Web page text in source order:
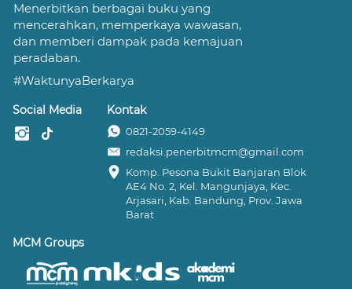
Menerbitkan berbagai buku yang
mencerahkan, memperkaya wawasan,
dan memberi dampak pada kemajuan
peradaban.
#WaktunyaBerkarya
Social Media Kontak
0821-2059-4149
redaksi.penerbitmcm@gmail.com
Komp. Pesona Bukit Banjaran Blok
AE4 No. 2, Kel. Mangunjaya, Kec.
Arjasari, Kab. Bandung, Prov. Jawa
Barat
MCM Groups